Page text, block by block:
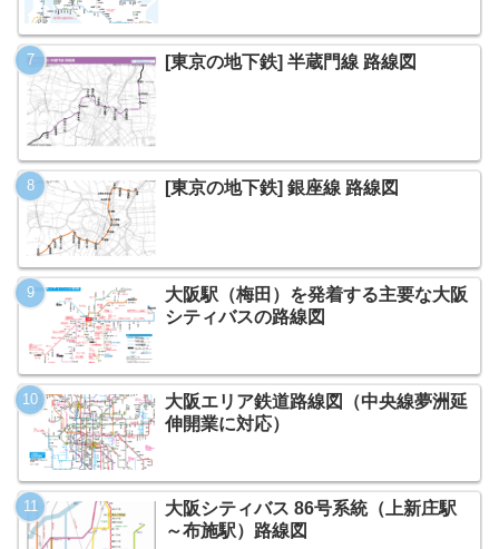
[東京の地下鉄] 半蔵門線 路線図
[東京の地下鉄] 銀座線 路線図
大阪駅（梅田）を発着する主要な大阪
シティバスの路線図
大阪エリア鉄道路線図（中央線夢洲延
伸開業に対応）
大阪シティバス 86号系統（上新庄駅
～布施駅）路線図